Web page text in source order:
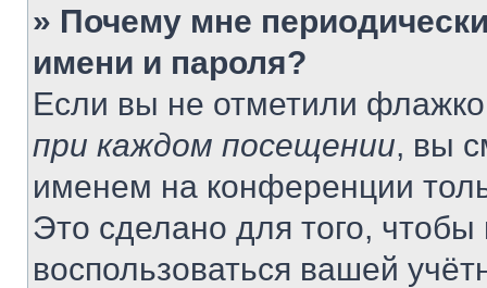
» Почему мне
имени и пароля?
Если вы не отметили
при каждом посещении, вы
именем на конференции
Это сделано для того, чтобы
воспользоваться вашей